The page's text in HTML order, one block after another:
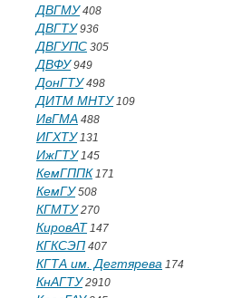
ДВГМУ408
ДВГТУ936
ДВГУПС 305
ДВФУ949
ДонГТУ498
ДИТМ МНТУ109
ИвГМА 488
ИГХТУ131
ИжГТУ145
КемГППК 171
КемГУ508
КГМТУ270
КировАТ 147
КГКСЭП 407
КГТА им. Дегтярева 174
КнАГТУ2910